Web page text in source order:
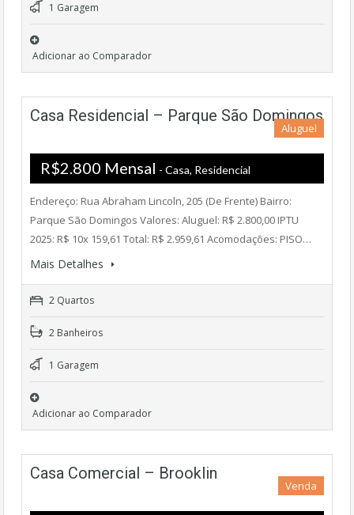
1 Garagem
Adicionar ao Comparador
Casa Residencial – Parque São Domingos
Aluguel
R$2.800 Mensal - Casa, Residencial
Endereço: Rua Abraham Lincoln, 205 (De Frente) Bairro:
Parque São Domingos Valores: Aluguel: R$ 2.800,00 IPTU
2025: R$ 10x 159,61 Total: R$ 2.959,61 Acomodações: PISO…
Mais Detalhes
2 Quartos
2 Banheiros
1 Garagem
Adicionar ao Comparador
Casa Comercial – Brooklin
Venda